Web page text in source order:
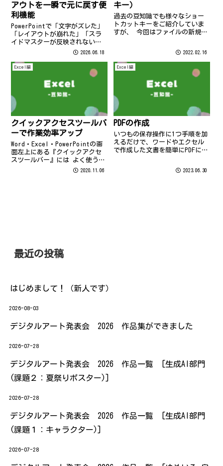
アウトを一瞬で元に戻す便
利機能
PowerPointで「文字がズレた」
「レイアウトが崩れた」「スラ
イドマスターが反映されない」
などの悩みを一瞬で解決できる
ースホルダーの位置やフォント
設定を初期状態に戻せる便利ワ
ザを、初心者にも分かりやすく
紹介します。
2026.06.18
キー）
過去の豆知識でも様々なショー
トカットキーをご紹介していま
すが、 今回はファイルの新規作
の作業中に 「Ｃｔｒｌ」キー＋
「N」キーを 押すと・・・ 別
の“新しい紙”が出て...
2022.02.16
Excel編
クイックアクセスツールバ
ーで作業効率アップ
Word・Excel・PowerPointの画
面左上にある『クイックアクセ
スツールバー』には よく使う機
能がボタンで表示されていま
2020.11.06
Excel編
PDFの作成
いつもの保存操作に1つ手順を加
えるだけで、ワードやエクセル
で作成した文書を簡単にPDFにす
2023.06.30
最近の投稿
はじめまして！（新人です）
2026-08-03
デジタルアート発表会 2026 作品集ができました
2026-07-28
デジタルアート発表会 2026 作品一覧 [生成AI部門
(課題２：夏祭りポスター)]
2026-07-28
デジタルアート発表会 2026 作品一覧 [生成AI部門
(課題１：キャラクター)]
2026-07-28